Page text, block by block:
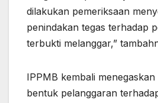
dilakukan pemeriksaan
penindakan tegas terhadap
terbukti melanggar,”
IPPMB kembali
bentuk pelanggaran